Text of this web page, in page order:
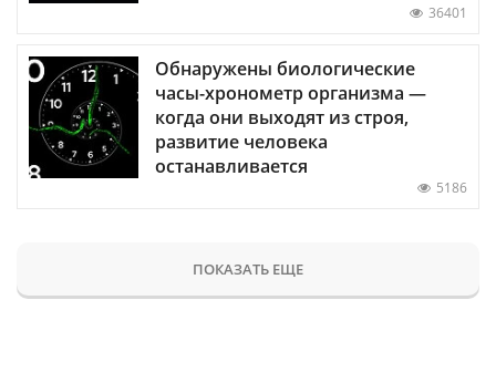
36401
Обнаружены биологические
часы-хронометр организма —
когда они выходят из строя,
развитие человека
останавливается
5186
ПОКАЗАТЬ ЕЩЕ